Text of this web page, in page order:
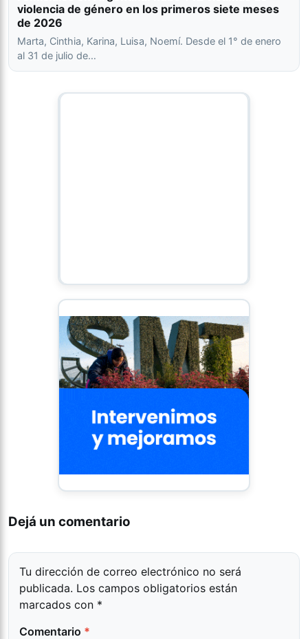
violencia de género en los primeros siete meses
de 2026
Marta, Cinthia, Karina, Luisa, Noemí. Desde el 1° de enero
al 31 de julio de…
Dejá un comentario
Tu dirección de correo electrónico no será
publicada. Los campos obligatorios están
marcados con *
Comentario *